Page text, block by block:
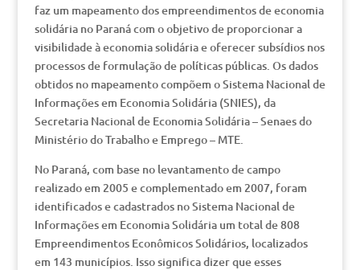
faz um mapeamento dos empreendimentos de economia
solidária no Paraná com o objetivo de proporcionar a
visibilidade à economia solidária e oferecer subsídios nos
processos de formulação de políticas públicas. Os dados
obtidos no mapeamento compõem o Sistema Nacional de
Informações em Economia Solidária (SNIES), da
Secretaria Nacional de Economia Solidária – Senaes do
Ministério do Trabalho e Emprego – MTE.
No Paraná, com base no levantamento de campo
realizado em 2005 e complementado em 2007, foram
identificados e cadastrados no Sistema Nacional de
Informações em Economia Solidária um total de 808
Empreendimentos Econômicos Solidários, localizados
em 143 municípios. Isso significa dizer que esses